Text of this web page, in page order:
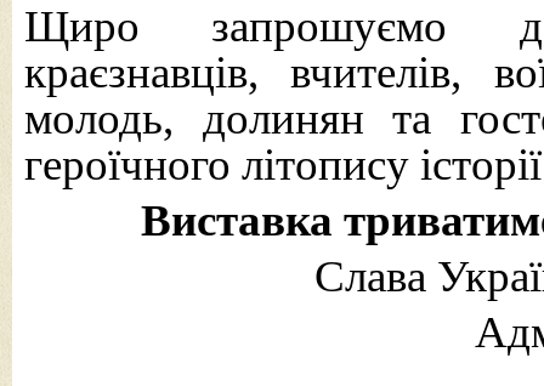
Щиро запрошуємо до
краєзнавців, вчителів,
молодь, долинян та
героїчного літопису
Виставка
Слава